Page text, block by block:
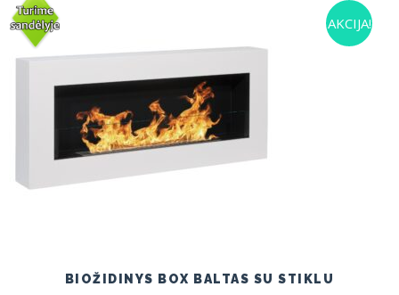
AKCIJA!
BIOŽIDINYS BOX BALTAS SU STIKLU